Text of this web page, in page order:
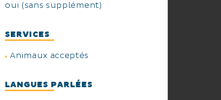
oui (sans supplément)
SERVICES
Animaux acceptés
LANGUES PARLÉES